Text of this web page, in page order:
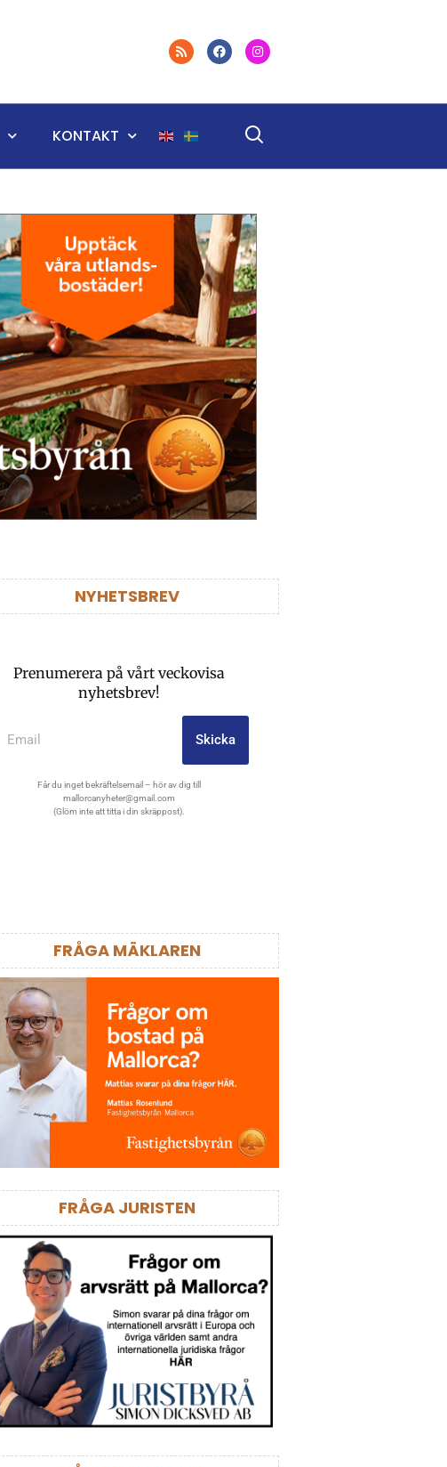
KONTAKT
NYHETSBREV
Prenumerera på vårt veckovisa
nyhetsbrev!
Skicka
Får du inget bekräftelsemail – hör av dig till
mallorcanyheter@gmail.com
(Glöm inte att titta i din skräppost).
FRÅGA MÄKLAREN
FRÅGA JURISTEN